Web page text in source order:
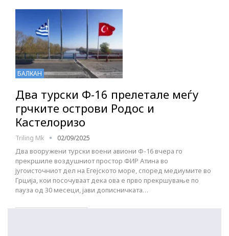
БАЛКАН
Два турски Ф-16 прелетале меѓу
грчките острови Родос и
Кастелоризо
Triling Mk 02/09/2025
Два вооружени турски воени авиони Ф-16 вчера го
прекршиле воздушниот простор ФИР Атина во
југоисточниот дел на Егејското море, според медиумите во
Грција, кои посочуваат дека ова е прво прекршување по
пауза од 30 месеци, јави дописничката…